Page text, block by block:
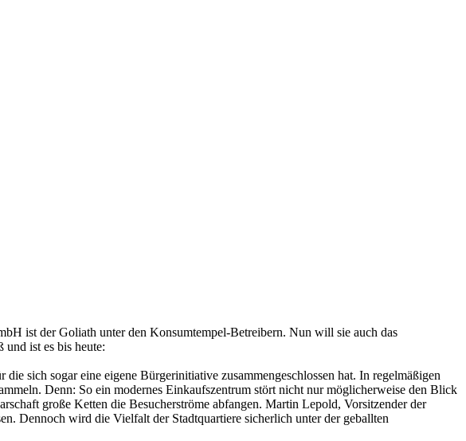
ist der Goliath unter den Konsumtempel-Betreibern. Nun will sie auch das
ist es bis heute:
sich sogar eine eigene Bürgerinitiative zusammengeschlossen hat. In regelmäßigen
Denn: So ein modernes Einkaufszentrum stört nicht nur möglicherweise den Blick
große Ketten die Besucherströme abfangen. Martin Lepold, Vorsitzender der
Dennoch wird die Vielfalt der Stadtquartiere sicherlich unter der geballten